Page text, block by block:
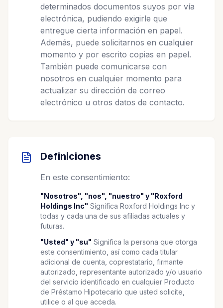
determinados documentos suyos por vía
electrónica, pudiendo exigirle que
entregue cierta información en papel.
Además, puede solicitarnos en cualquier
momento y por escrito copias en papel.
También puede comunicarse con
nosotros en cualquier momento para
actualizar su dirección de correo
electrónico u otros datos de contacto.
Definiciones
En este consentimiento:
"Nosotros", "nos", "nuestro" y "Roxford
Holdings Inc" Significa Roxford Holdings Inc y
todas y cada una de sus afiliadas actuales y
futuras.
"Usted" y "su" Significa la persona que otorga
este consentimiento, así como cada titular
adicional de cuenta, coprestatario, firmante
autorizado, representante autorizado y/o usuario
del servicio identificado en cualquier Producto
de Préstamo Hipotecario que usted solicite,
utilice o al que acceda.